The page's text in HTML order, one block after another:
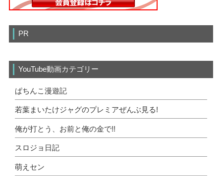
PR
YouTube動画カテゴリー
ぱちんこ漫遊記
若葉まいたけジャグのプレミアぜんぶ見る!
俺が打とう、お前と俺の金で!!
スロジョ日記
萌えセン